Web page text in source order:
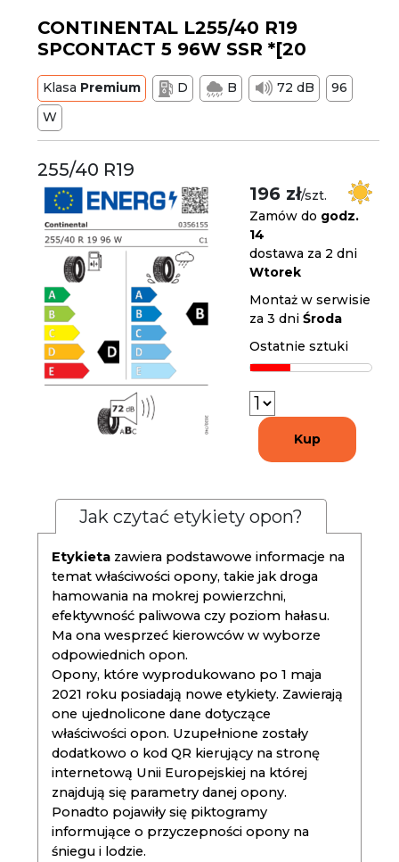
CONTINENTAL L255/40 R19
SPCONTACT 5 96W SSR *[20
Klasa Premium D B 72 dB
96
W
255/40 R19
196 zł/szt.
Zamów do godz.
14
dostawa za 2 dni
Wtorek
Montaż w serwisie
za 3 dniŚroda
Ostatnie sztuki
Kup
Jak czytać etykiety opon?
Etykieta zawiera podstawowe informacje na
temat właściwości opony, takie jak droga
hamowania na mokrej powierzchni,
efektywność paliwowa czy poziom hałasu.
Ma ona wesprzeć kierowców w wyborze
odpowiednich opon.
Opony, które wyprodukowano po 1 maja
2021 roku posiadają nowe etykiety. Zawierają
one ujednolicone dane dotyczące
właściwości opon. Uzupełnione zostały
dodatkowo o kod QR kierujący na stronę
internetową Unii Europejskiej na której
znajdują się parametry danej opony.
Ponadto pojawiły się piktogramy
informujące o przyczepności opony na
śniegu i lodzie.